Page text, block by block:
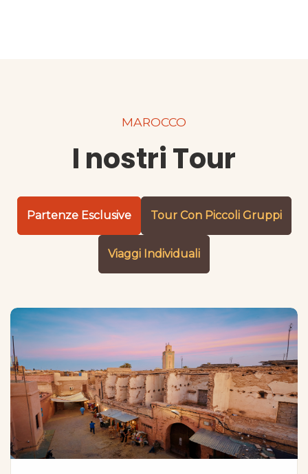
MAROCCO
I nostri Tour
Partenze Esclusive Tour Con Piccoli Gruppi
Viaggi Individuali